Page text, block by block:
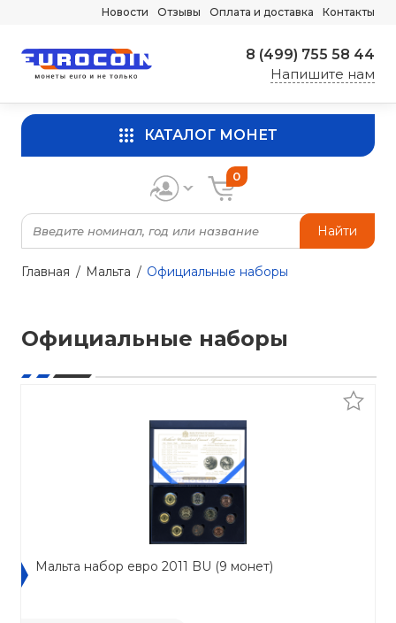
Новости Отзывы Оплата и доставка Контакты
8 (499) 755 58 44
Напишите нам
КАТАЛОГ МОНЕТ
Найти
0
Главная Мальта Официальные наборы
Официальные наборы
Мальта набор евро 2011 BU (9 монет)